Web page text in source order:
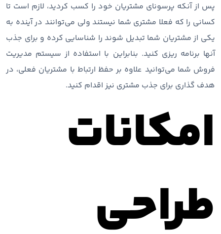
پس از آنکه پرسونای مشتریان خود را کسب کردید، لازم است تا
کسانی را که فعلا مشتری شما نیستند ولی می‌توانند در آینده به
یکی از مشتریان شما تبدیل شوند را شناسایی کرده و برای جذب
آنها برنامه ریزی کنید. بنابراین با استفاده از سیستم مدیریت
فروش شما می‌توانید علاوه بر حفظ ارتباط با مشتریان فعلی، در
هدف گذاری برای جذب مشتری نیز اقدام کنید.
امکانات
طراحی